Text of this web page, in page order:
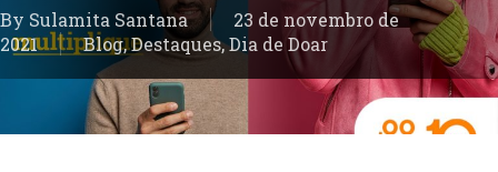
By Sulamita Santana
23 de novembro de
2021
Blog,Destaques,Dia de Doar